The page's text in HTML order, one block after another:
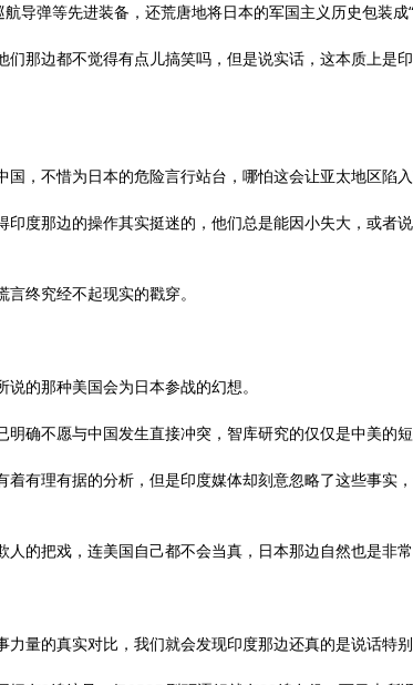
航导弹等先进装备，还荒唐地将日本的军国主义历史包装成“
们那边都不觉得有点儿搞笑吗，但是说实话，这本质上是
国，不惜为日本的危险言行站台，哪怕这会让亚太地区陷入
印度那边的操作其实挺迷的，他们总是能因小失大，或者
言终究经不起现实的戳穿。
说的那种美国会为日本参战的幻想。
明确不愿与中国发生直接冲突，智库研究的仅仅是中美的
着有理有据的分析，但是印度媒体却刻意忽略了这些事实
人的把戏，连美国自己都不会当真，日本那边自然也是非常
力量的真实对比，我们就会发现印度那边还真的是说话特别